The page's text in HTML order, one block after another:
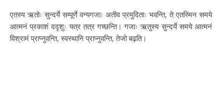
एतस्य ऋतोः सुन्दर्ये सम्पूर्णे वन्यगजाः अतीव प्रमुदिताः भवन्ति, ते एतस्मिन समये
आत्मनं प्रकाशं ददृशुः यत्र तत्र गच्छन्ति। गजाः ऋतुस्य सुन्दर्ये समये आत्मनं
विश्रामं प्राप्नुवन्ति, स्वस्थानि प्राप्नुवन्ति, तेजो बढ़ति।